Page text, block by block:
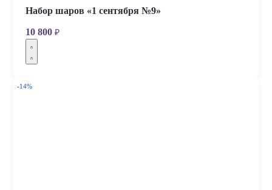
Набор шаров «1 сентября №9»
10 800 ₽
-14%